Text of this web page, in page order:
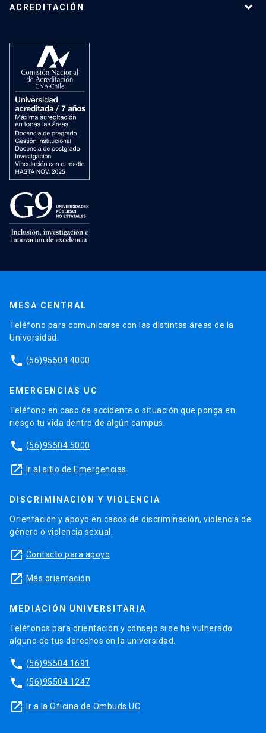
ACREDITACIÓN
MESA CENTRAL
Teléfono para comunicarse con las distintas áreas de la
Universidad.
phone (56)95504 4000
EMERGENCIAS UC
Teléfono en caso de accidente o situación que ponga en
riesgo tu vida dentro de algún campus.
phone (56)95504 5000
launch Ir al sitio de Emergencias
DISCRIMINACIÓN Y VIOLENCIA
Orientación y apoyo en casos de discriminación, violencia de
género o violencia sexual.
launch Contacto para apoyo
launch Más orientación
MEDIACIÓN UNIVERSITARIA
Teléfonos para orientación y consejo si se ha vulnerado
alguno de tus derechos en la universidad.
phone (56)95504 1691
phone (56)95504 1247
launch Ir a la Oficina de Ombuds UC